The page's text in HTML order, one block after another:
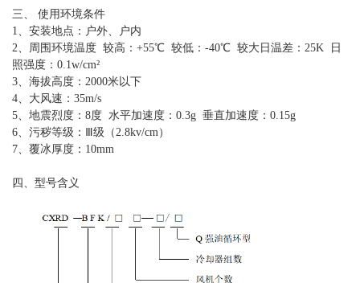
三、 使用环境条件
1、安装地点：户外、户内
2、周围环境温度 较高：+55℃ 较低：-40℃ 较大日温差：25K 日
照强度：0.1w/cm²
3、海拔高度：2000米以下
4、大风速：35m/s
5、地震烈度：8度 水平加速度：0.3g 垂直加速度：0.15g
6、污秽等级：Ⅲ级（2.8kv/cm）
7、覆冰厚度：10mm
四、型号含义